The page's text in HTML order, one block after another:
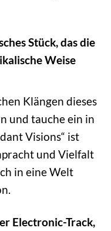
Stück, das die
Weise
Klängen dieses
und tauche ein in
Visions“ ist
und Vielfalt
in eine Welt
Electronic-Track,